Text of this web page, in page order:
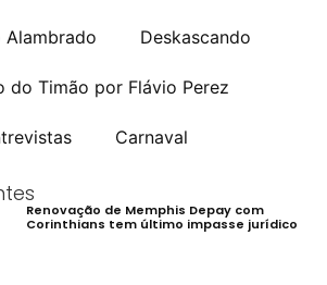
Deskascando
do Timão por Flávio Perez
Carnaval
Renovação de Memphis Depay com
Corinthians tem último impasse jurídico